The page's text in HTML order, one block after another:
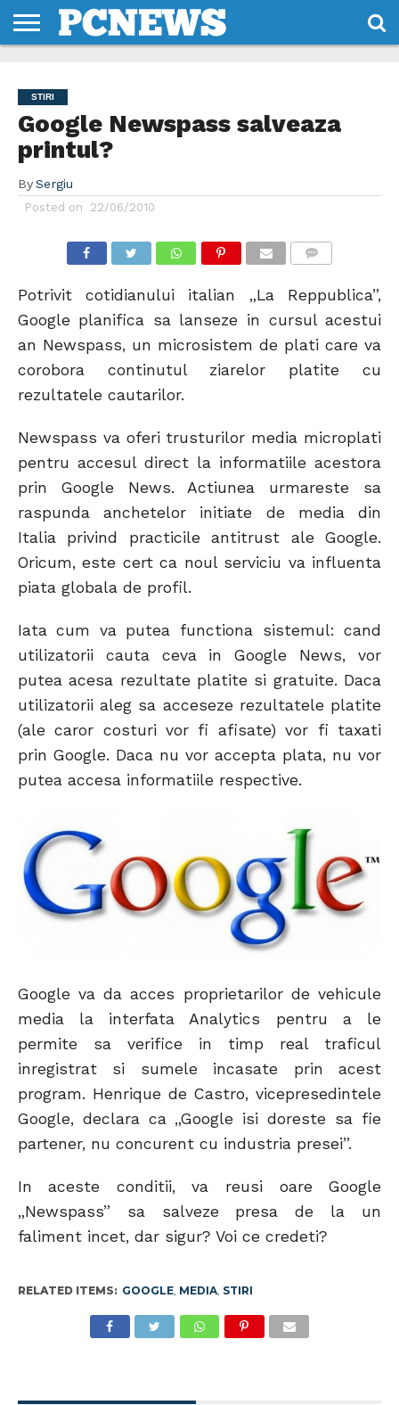
NOI
SI
CONDITII
STIRI
Google Newspass salveaza
printul?
By Sergiu
Posted on 22/06/2010
Potrivit cotidianului italian „La Reppublica”,
Google planifica sa lanseze in cursul acestui
an Newspass, un microsistem de plati care va
corobora continutul ziarelor platite cu
rezultatele cautarilor.
Newspass va oferi trusturilor media microplati
pentru accesul direct la informatiile acestora
prin Google News. Actiunea urmareste sa
raspunda anchetelor initiate de media din
Italia privind practicile antitrust ale Google.
Oricum, este cert ca noul serviciu va influenta
piata globala de profil.
Iata cum va putea functiona sistemul: cand
utilizatorii cauta ceva in Google News, vor
putea acesa rezultate platite si gratuite. Daca
utilizatorii aleg sa acceseze rezultatele platite
(ale caror costuri vor fi afisate) vor fi taxati
prin Google. Daca nu vor accepta plata, nu vor
putea accesa informatiile respective.
Google va da acces proprietarilor de vehicule
media la interfata Analytics pentru a le
permite sa verifice in timp real traficul
inregistrat si sumele incasate prin acest
program. Henrique de Castro, vicepresedintele
Google, declara ca „Google isi doreste sa fie
partener, nu concurent cu industria presei”.
In aceste conditii, va reusi oare Google
„Newspass” sa salveze presa de la un
faliment incet, dar sigur? Voi ce credeti?
RELATED ITEMS: GOOGLE, MEDIA, STIRI